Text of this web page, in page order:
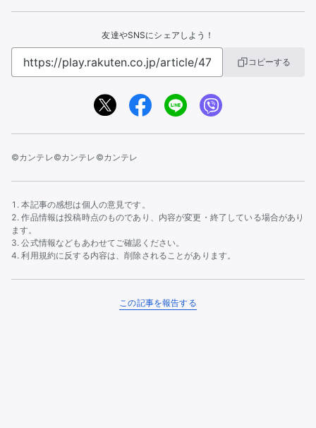
友達やSNSにシェアしよう！
コピーする
©カンテレ©カンテレ ©カンテレ
本記事の感想は個人の意見です。
作品情報は投稿時点のものであり、内容が変更・終了している場合があり
ます。
公式情報などもあわせてご確認ください。
利用規約に反する内容は、削除されることがあります。
この記事を報告する